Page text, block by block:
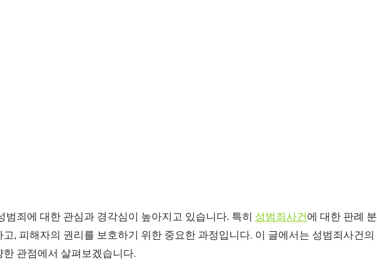
범죄에 대한 관심과 경각심이 높아지고 있습니다. 특히 성범죄사건에 대한 판례 분
, 피해자의 권리를 보호하기 위한 중요한 과정입니다. 이 글에서는 성범죄사건의
관점에서 살펴보겠습니다.